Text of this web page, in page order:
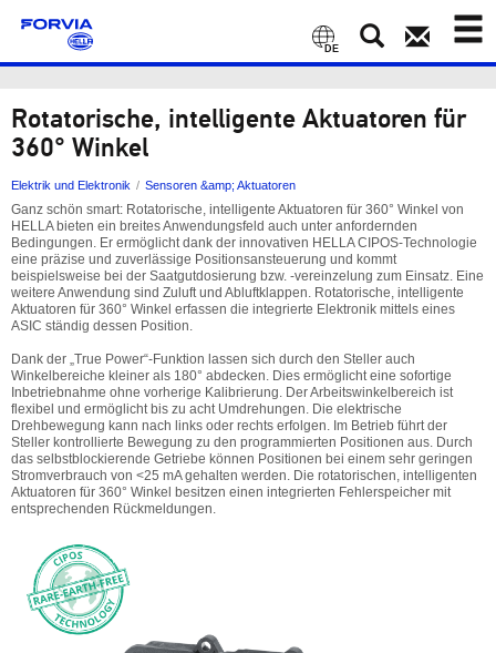
Toggle
DE
Rotatorische, intelligente Aktuatoren für
360° Winkel
Elektrik und Elektronik Sensoren &amp; Aktuatoren
Ganz schön smart: Rotatorische, intelligente Aktuatoren für 360° Winkel von
HELLA bieten ein breites Anwendungsfeld auch unter anfordernden
Bedingungen. Er ermöglicht dank der innovativen HELLA CIPOS-Technologie
eine präzise und zuverlässige Positionsansteuerung und kommt
beispielsweise bei der Saatgutdosierung bzw. -vereinzelung zum Einsatz. Eine
weitere Anwendung sind Zuluft und Abluftklappen. Rotatorische, intelligente
Aktuatoren für 360° Winkel erfassen die integrierte Elektronik mittels eines
ASIC ständig dessen Position.
Dank der „True Power“-Funktion lassen sich durch den Steller auch
Winkelbereiche kleiner als 180° abdecken. Dies ermöglicht eine sofortige
Inbetriebnahme ohne vorherige Kalibrierung. Der Arbeitswinkelbereich ist
flexibel und ermöglicht bis zu acht Umdrehungen. Die elektrische
Drehbewegung kann nach links oder rechts erfolgen. Im Betrieb führt der
Steller kontrollierte Bewegung zu den programmierten Positionen aus. Durch
das selbstblockierende Getriebe können Positionen bei einem sehr geringen
Stromverbrauch von <25 mA gehalten werden. Die rotatorischen, intelligenten
Aktuatoren für 360° Winkel besitzen einen integrierten Fehlerspeicher mit
entsprechenden Rückmeldungen.